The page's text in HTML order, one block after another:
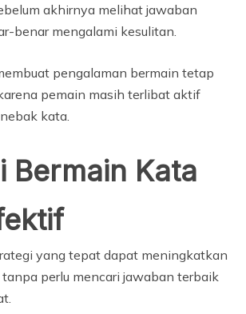
akhirnya melihat jawaban
benar mengalami kesulitan.
pengalaman bermain tetap
pemain masih terlibat aktif
kata.
Bermain Kata
yang tepat dapat meningkatkan
perlu mencari jawaban terbaik